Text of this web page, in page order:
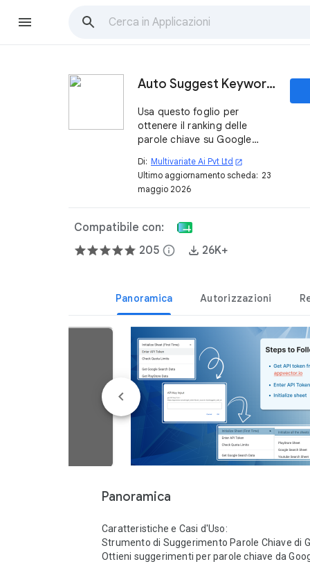
Auto Suggest Keyword Tool
Usa questo foglio per
ottenere il ranking delle
parole chiave su Google
YouTube™. Ottieni anche i
post del blog di WordPress™.
Di: Multivariate Ai Pvt Ltd open_in_new
Ultimo aggiornamento scheda: 23
maggio 2026
Compatibile con:
205 info 26K+
Panoramica Autorizzazioni
Panoramica
Caratteristiche e Casi d'Uso:
Strumento di Suggerimento Parole Chiave di
Ottieni suggerimenti per parole chiave da